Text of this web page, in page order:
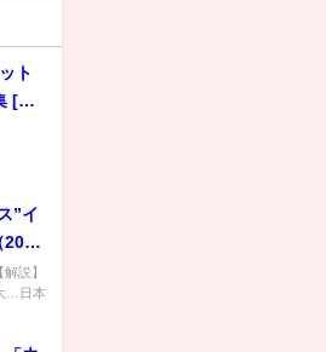
ト
”イ
）説】
…日本